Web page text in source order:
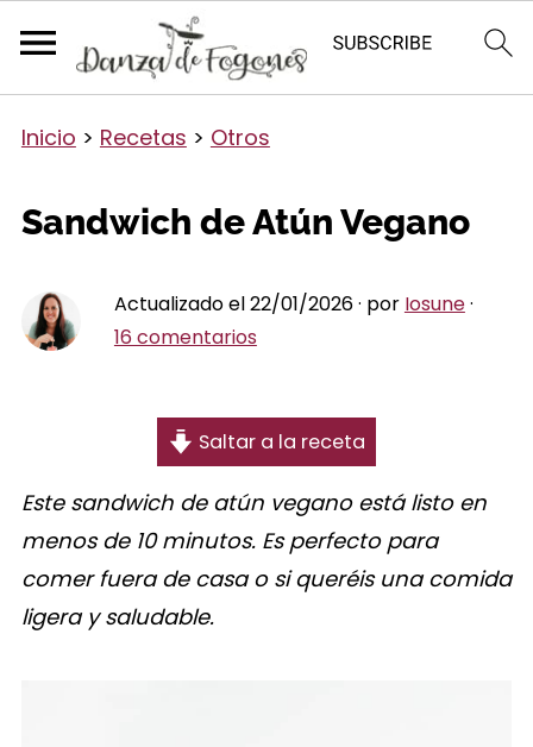
Inicio > Recetas > Otros
Sandwich de Atún Vegano
Actualizado el 22/01/2026 · por Iosune·
16 comentarios
Saltar a la receta
Este sandwich de atún vegano está listo en
menos de 10 minutos. Es perfecto para
comer fuera de casa o si queréis una comida
ligera y saludable.